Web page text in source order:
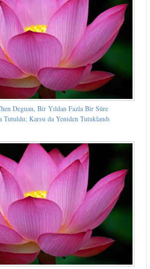
Deguan, Bir Yıldan Fazla Bir Süre
Tutuldu; Karısı da Yeniden Tutuklandı